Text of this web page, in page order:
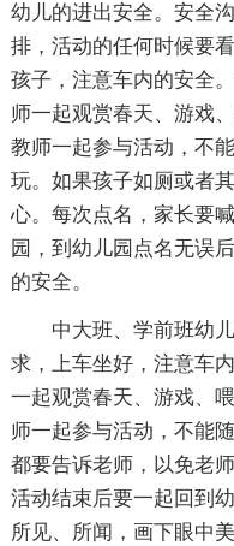
幼儿的进出安全。安全
排，活动的任何时候要
孩子，注意车内的安全
师一起观赏春天、游戏
教师一起参与活动，不
玩。如果孩子如厕或者
心。每次点名，家长要
园，到幼儿园点名无误
的安全。
中大班、学前班幼
求，上车坐好，注意车
一起观赏春天、游戏、
师一起参与活动，不能
都要告诉老师，以免老
活动结束后要一起回到
所见、所闻，画下眼中美